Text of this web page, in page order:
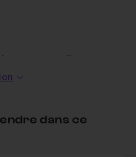
cet atelier
audio
dans ce